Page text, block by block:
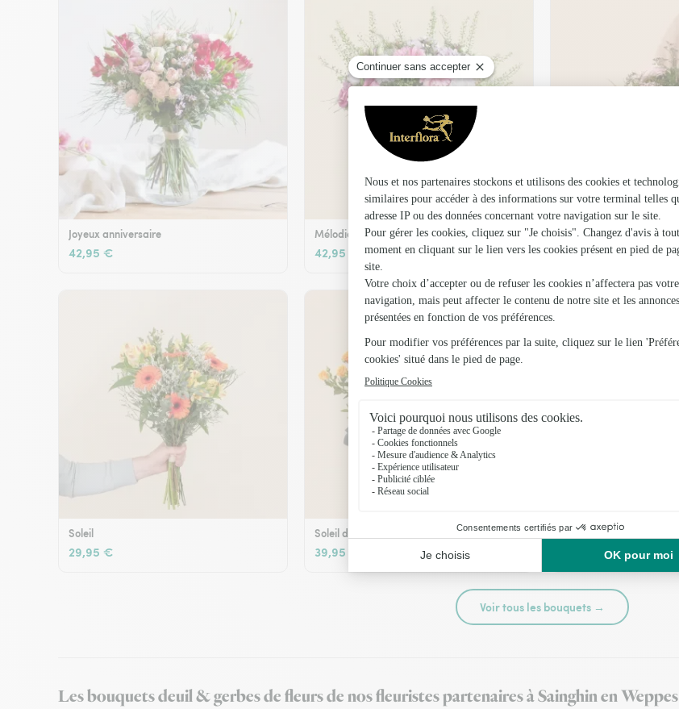
Joyeux anniversaire
42,95 €
Mélodie et son vase offert
42,95 €
Plaisir fleuri
36,95 €
Soleil
29,95 €
Soleil d'été
39,95 €
Tutti frutti
44,95 €
Voir tous les bouquets →
Les bouquets deuil & gerbes de fleurs de nos fleuristes partenaires à Sainghin en Weppes